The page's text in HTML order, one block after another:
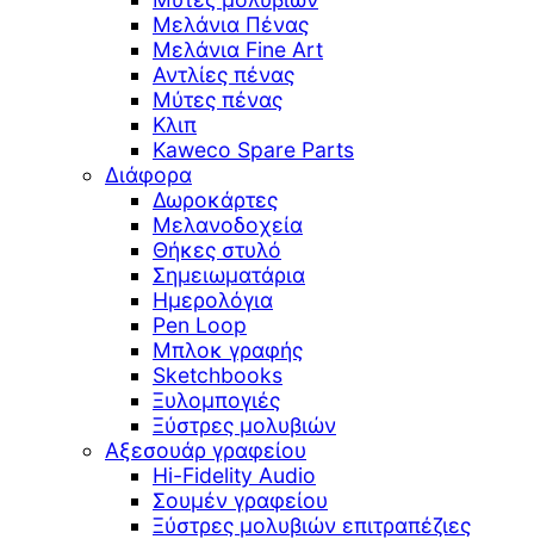
Μελάνια Πένας
Μελάνια Fine Art
Αντλίες πένας
Μύτες πένας
Κλιπ
Kaweco Spare Parts
Διάφορα
Δωροκάρτες
Μελανοδοχεία
Θήκες στυλό
Σημειωματάρια
Ημερολόγια
Pen Loop
Μπλοκ γραφής
Sketchbooks
Ξυλομπογιές
Ξύστρες μολυβιών
Αξεσουάρ γραφείου
Hi-Fidelity Audio
Σουμέν γραφείου
Ξύστρες μολυβιών επιτραπέζιες